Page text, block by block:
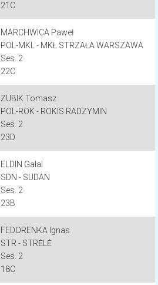
21C
MARCHWICA Paweł
POL-MKL - MKŁ STRZAŁA WARSZAWA
Ses. 2
22C
ZUBIK Tomasz
POL-ROK - ROKIS RADZYMIN
Ses. 2
23D
ELDIN Galal
SDN - SUDAN
Ses. 2
23B
FEDORENKA Ignas
STR - STRĖLĖ
Ses. 2
18C